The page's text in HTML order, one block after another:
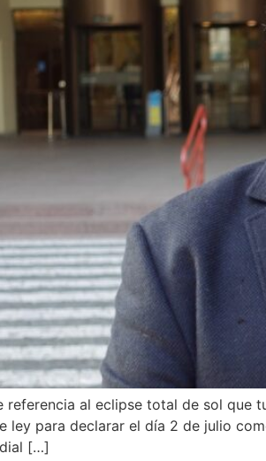
referencia al eclipse total de sol que
ley para declarar el día 2 de julio
[…]